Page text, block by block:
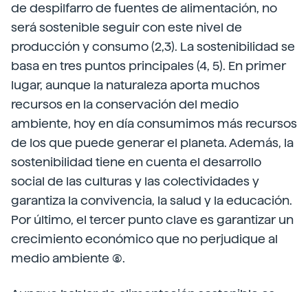
de despilfarro de fuentes de alimentación, no
será sostenible seguir con este nivel de
producción y consumo (2,3). La sostenibilidad se
basa en tres puntos principales (4, 5). En primer
lugar, aunque la naturaleza aporta muchos
recursos en la conservación del medio
ambiente, hoy en día consumimos más recursos
de los que puede generar el planeta. Además, la
sostenibilidad tiene en cuenta el desarrollo
social de las culturas y las colectividades y
garantiza la convivencia, la salud y la educación.
Por último, el tercer punto clave es garantizar un
crecimiento económico que no perjudique al
medio ambiente (6).